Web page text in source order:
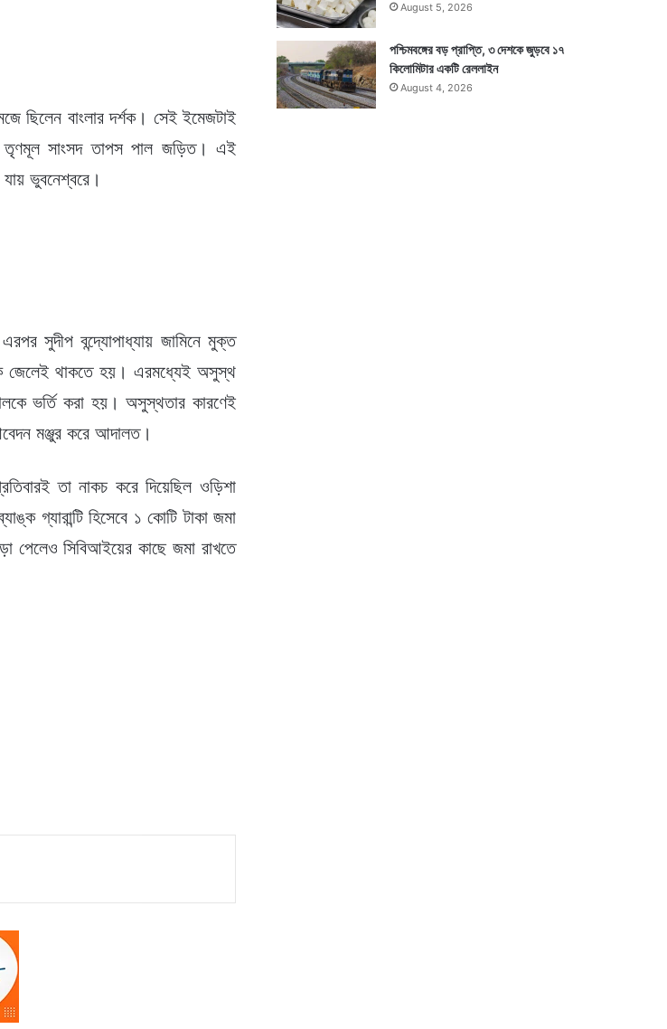
ছিলেন বাংলার দর্শক। সেই ইমেজটাই
তৃণমূল সাংসদ তাপস পাল জড়িত। এই
ভুবনেশ্বরে।
সুদীপ বন্দ্যোপাধ্যায় জামিনে মুক্ত
জেলেই থাকতে হয়। এরমধ্যেই অসুস্থ
ভর্তি করা হয়। অসুস্থতার কারণেই
মঞ্জুর করে আদালত।
তা নাকচ করে দিয়েছিল ওড়িশা
গ্যারান্টি হিসেবে ১ কোটি টাকা জমা
পেলেও সিবিআইয়ের কাছে জমা রাখতে
August 5, 2026
পশ্চিমবঙ্গের বড় প্রাপ্তি, ৩ দেশকে জুড়বে ১৭
কিলোমিটার একটি রেললাইন
August 4, 2026